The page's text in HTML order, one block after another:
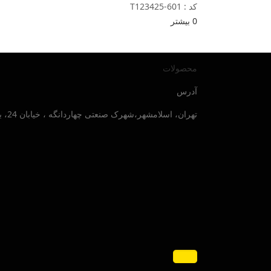
کد : T123425-601
0 بیشتر
محصولات
آدرس
تهران، اسلامشهر،شهرک صنعتی چهاردانگه ، خیابان 24، بلوار صنایع جنوبی ، پلاک 30